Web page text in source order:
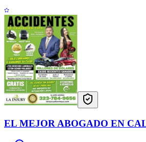
EL MEJOR ABOGADO EN